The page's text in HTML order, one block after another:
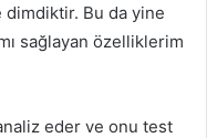
dimdiktir. Bu da yine
sağlayan özelliklerim
eder ve onu test